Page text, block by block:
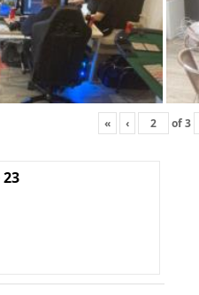
« ‹ of3
23